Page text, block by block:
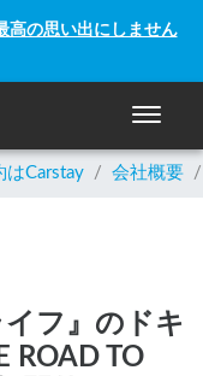
高の思い出にしません
ナビゲ
はCarstay / 会社概要 /
フ』のドキ
ROAD TO